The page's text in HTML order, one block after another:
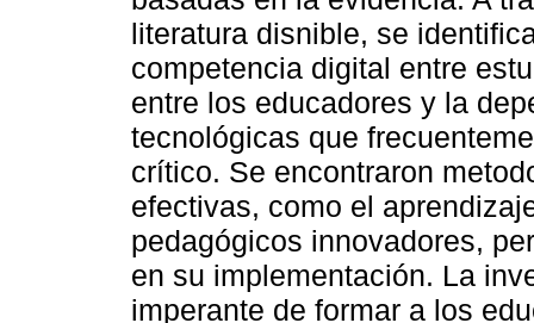
literatura disnible, se
competencia digital entre
entre los educadores y la
tecnológicas que
crítico. Se encontraron
efectivas, como el
pedagógicos innovadores,
en su implementación. La
imperante de formar a los